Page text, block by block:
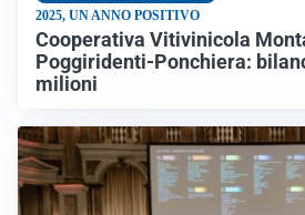
2025, UN ANNO POSITIVO
Cooperativa Vitivinicola
Poggiridenti-Ponchiera:
milioni